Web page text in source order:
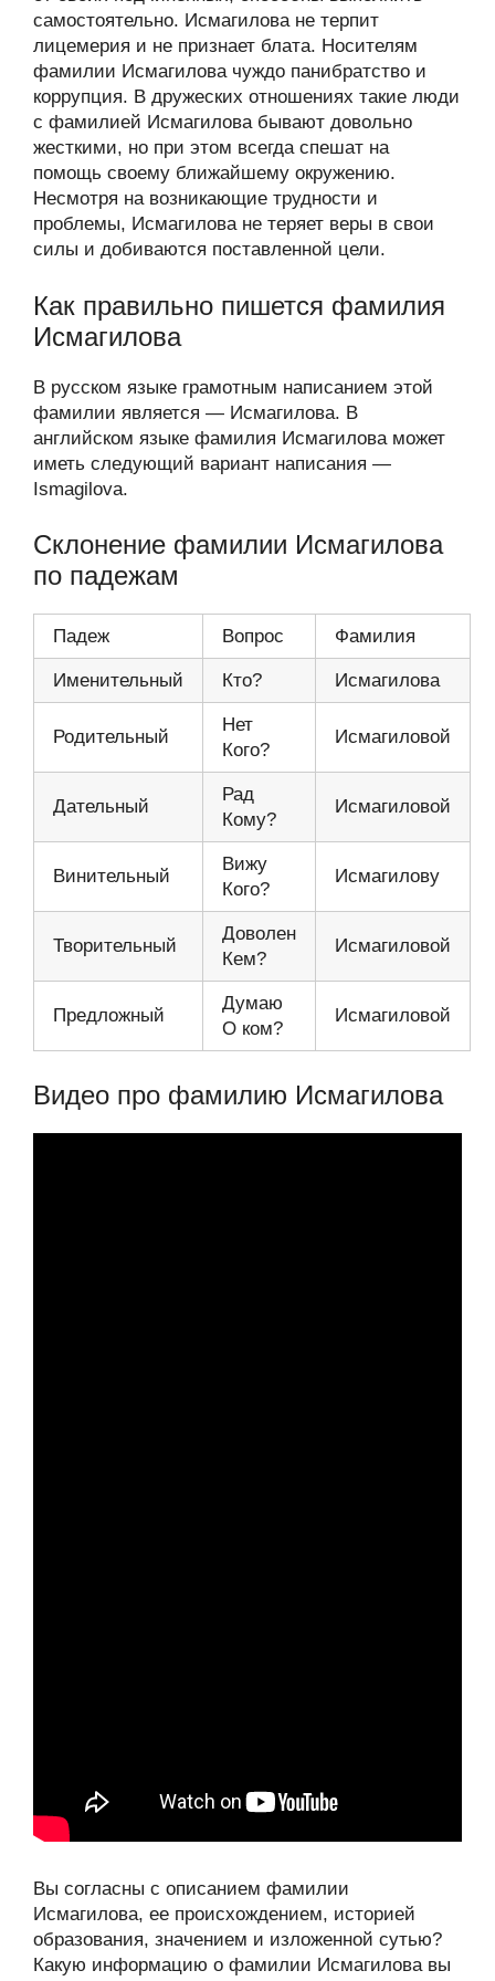
самостоятельно. Исмагилова не терпит
лицемерия и не признает блата. Носителям
фамилии Исмагилова чуждо панибратство и
коррупция. В дружеских отношениях такие люди
с фамилией Исмагилова бывают довольно
жесткими, но при этом всегда спешат на
помощь своему ближайшему окружению.
Несмотря на возникающие трудности и
проблемы, Исмагилова не теряет веры в свои
силы и добиваются поставленной цели.
Как правильно пишется фамилия
Исмагилова
В русском языке грамотным написанием этой
фамилии является — Исмагилова. В
английском языке фамилия Исмагилова может
иметь следующий вариант написания —
Ismagilova.
Склонение фамилии Исмагилова
по падежам
Падеж Вопрос Фамилия
Именительный Кто? Исмагилова
Родительный
Нет
Кого?
Исмагиловой
Дательный
Рад
Кому?
Исмагиловой
Винительный
Вижу
Кого?
Исмагилову
Творительный
Доволен
Кем?
Исмагиловой
Предложный
Думаю
О ком?
Исмагиловой
Видео про фамилию Исмагилова
Вы согласны с описанием фамилии
Исмагилова, ее происхождением, историей
образования, значением и изложенной сутью?
Какую информацию о фамилии Исмагилова вы